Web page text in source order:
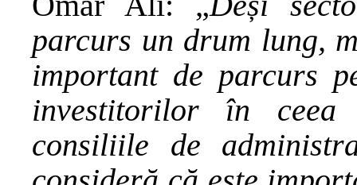
parcurs un drum lung,
important de parcurs
investitorilor în
consiliile de